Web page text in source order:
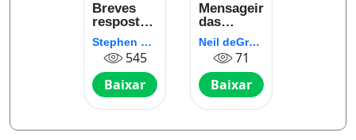
Breves
respostas
para
grandes
questões
Stephen Hawking
545
Baixar
Mensageiro
das
estrelas:
Perspectivas
cósmicas
sobre a
civilização
Neil deGrasse Tyson
71
Baixar